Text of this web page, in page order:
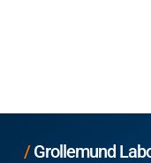
/Grollemund